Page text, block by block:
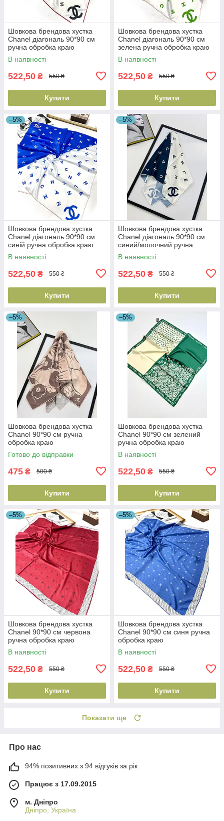
Шовкова брендова хустка
Chanel діагональ 90*90 см
ручна обробка краю
В наявності
522,50 ₴ 550 ₴
Купити
Шовкова брендова хустка
Chanel діагональ 90*90 см
зелена ручна обробка краю
В наявності
522,50 ₴ 550 ₴
Купити
–5%
Шовкова брендова хустка
Chanel діагональ 90*90 см
синій ручна обробка краю
В наявності
522,50 ₴ 550 ₴
Купити
–5%
Шовкова брендова хустка
Chanel діагональ 90*90 см
синий/молочний ручна
обробка краю
В наявності
522,50 ₴ 550 ₴
Купити
–5%
Шовкова брендова хустка
Chanel 90*90 см ручна
обробка краю
Готово до відправки
475 ₴ 500 ₴
Купити
–5%
Шовкова брендова хустка
Chanel 90*90 см зелений
ручна обробка краю
В наявності
522,50 ₴ 550 ₴
Купити
–5%
Шовкова брендова хустка
Chanel 90*90 см червона
ручна обробка краю
В наявності
522,50 ₴ 550 ₴
Купити
–5%
Шовкова брендова хустка
Chanel 90*90 см синя ручна
обробка краю
В наявності
522,50 ₴ 550 ₴
Купити
Показати ще
Про нас
94% позитивних з 94 відгуків за рік
Працює з 17.09.2015
м. Дніпро
Дніпро, Україна